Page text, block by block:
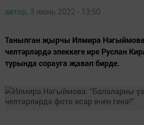
автор, 3 июнь 2022 - 13:50
Танылган җырчы Илмира
челтәрләрдә элеккеге ире Руслан
турында сорауга җавап бирде.